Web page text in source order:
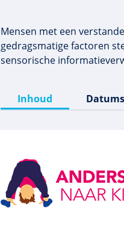
Mensen met een
gedragsmatige factoren
sensorische
Inhoud Datums